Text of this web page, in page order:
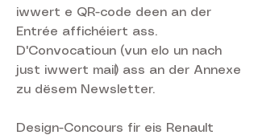
iwwert e QR-code deen an der
Entrée affichéiert ass.
D'Convocatioun (vun elo un nach
just iwwert mail) ass an der Annexe
zu dësem Newsletter.
Design-Concours fir eis Renault